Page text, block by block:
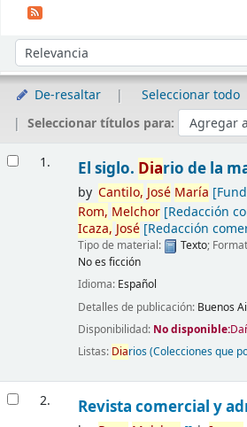
Ordenar por:
De-resaltar Seleccionar todo
Seleccionar títulos para:
1. El siglo. Diario de la
by Cantilo, José María
Rom, Melchor[Redacción
Icaza, José[Redacción
Tipo de material: Texto;
No es ficción
Idioma: Español
Detalles de publicación: Buenos
Disponibilidad: No disponible:
Listas: Diarios (Colecciones que
2. Revista comercial y